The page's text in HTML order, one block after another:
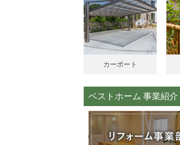
カーポート
ベストホーム 事業紹介